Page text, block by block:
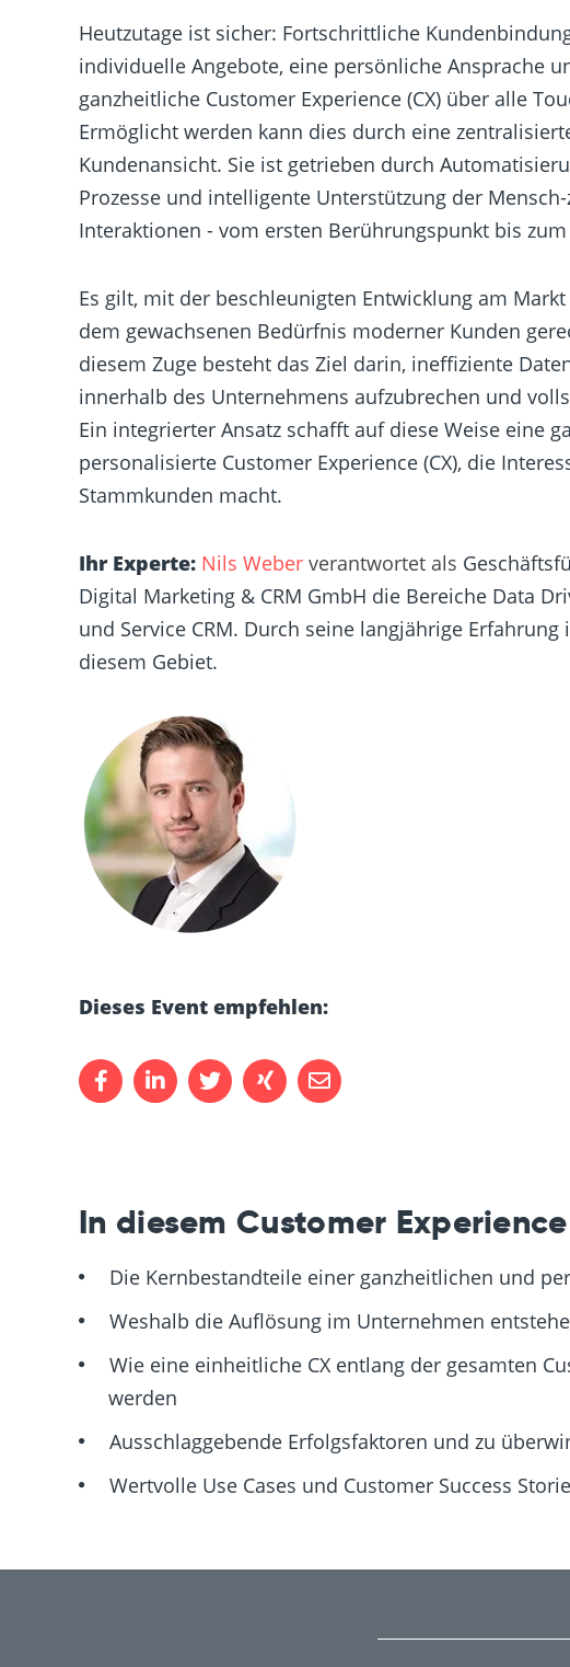
Heutzutage ist sicher: Fortschrittliche
individuelle Angebote, eine persönliche Ansprache
ganzheitliche Customer Experience (CX) über alle
Ermöglicht werden kann dies durch eine
Kundenansicht. Sie ist getrieben durch
Prozesse und intelligente Unterstützung der
Interaktionen - vom ersten Berührungspunkt bis
Es gilt, mit der beschleunigten Entwicklung am
dem gewachsenen Bedürfnis moderner Kunden
diesem Zuge besteht das Ziel darin, ineffiziente
innerhalb des Unternehmens aufzubrechen und
Ein integrierter Ansatz schafft auf diese Weise eine
personalisierte Customer Experience (CX), die
Stammkunden macht.
Ihr Experte: Nils Weber verantwortet als
Digital Marketing & CRM GmbH die Bereiche Data
und Service CRM. Durch seine langjährige Erfahrung
diesem Gebiet.
Dieses Event empfehlen:
In diesem Customer
Die Kernbestandteile einer ganzheitlichen und
Weshalb die Auflösung im Unternehmen
Wie eine einheitliche CX entlang der gesamten
werden
Ausschlaggebende Erfolgsfaktoren und zu
Wertvolle Use Cases und Customer Success